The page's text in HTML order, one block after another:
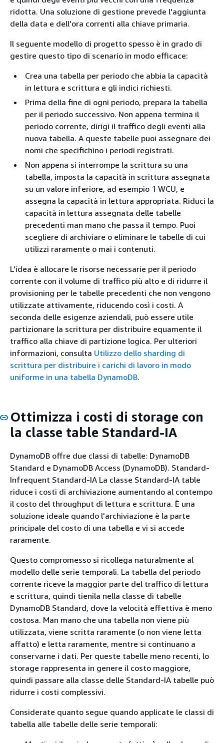
ridotta. Una soluzione di gestione prevede l'aggiunta
della data e dell'ora correnti alla chiave primaria.
Il seguente modello di progetto spesso è in grado di
gestire questo tipo di scenario in modo efficace:
Crea una tabella per periodo che abbia la capacità
in lettura e scrittura e gli indici richiesti.
Prima della fine di ogni periodo, prepara la tabella
per il periodo successivo. Non appena termina il
periodo corrente, dirigi il traffico degli eventi alla
nuova tabella. A queste tabelle puoi assegnare dei
nomi che specifichino i periodi registrati.
Non appena si interrompe la scrittura su una
tabella, imposta la capacità in scrittura assegnata
su un valore inferiore, ad esempio 1 WCU, e
assegna la capacità in lettura appropriata. Riduci la
capacità in lettura assegnata delle tabelle
precedenti man mano che passa il tempo. Puoi
scegliere di archiviare o eliminare le tabelle di cui
utilizzi raramente o mai i contenuti.
L'idea è allocare le risorse necessarie per il periodo
corrente con il volume di traffico più alto e di ridurre il
provisioning per le tabelle precedenti che non vengono
utilizzate attivamente, riducendo così i costi. A
seconda delle esigenze aziendali, può essere utile
partizionare la scrittura per distribuire equamente il
traffico alla chiave di partizione logica. Per ulteriori
informazioni, consulta Utilizzo dello sharding di
scrittura per distribuire i carichi di lavoro in modo
uniforme in una tabella DynamoDB.
Ottimizza i costi di storage con
la classe table Standard-IA
DynamoDB offre due classi di tabelle: DynamoDB
Standard e DynamoDB Access (DynamoDB). Standard-
Infrequent Standard-IA La classe Standard-IA table
riduce i costi di archiviazione aumentando al contempo
il costo del throughput di lettura e scrittura. È una
soluzione ideale quando l'archiviazione è la parte
principale del costo di una tabella e vi si accede
raramente.
Questo compromesso si ricollega naturalmente al
modello delle serie temporali. La tabella del periodo
corrente riceve la maggior parte del traffico di lettura
e scrittura, quindi tienila nella classe di tabelle
DynamoDB Standard, dove la velocità effettiva è meno
costosa. Man mano che una tabella non viene più
utilizzata, viene scritta raramente (o non viene letta
affatto) e letta raramente, mentre si continuano a
conservarne i dati. Per queste tabelle meno recenti, lo
storage rappresenta in genere il costo maggiore,
quindi passare alla classe delle Standard-IA tabelle può
ridurre i costi complessivi.
Considerate quanto segue quando applicate le classi di
tabella alle tabelle delle serie temporali: